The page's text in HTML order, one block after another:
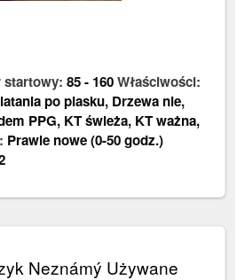
startowy:85- 160Właściwości:
po piasku, Drzewa nie,
PPG, KT świeża, KT ważna,
Prawie nowe (0-50 godz.)
Neznámý Używane